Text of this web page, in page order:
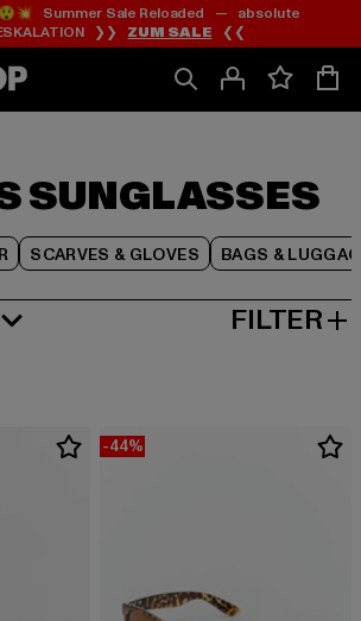
Zum
Inhalt
springen
Zum
Fußzeile
springen
Summer Sale Reloaded — absolute
❯❯ ZUM SALE ❮❮
SUNGLASSES
SCARVES & GLOVES BAGS &
Zum
Produktraster
springen
FILTER
-44%